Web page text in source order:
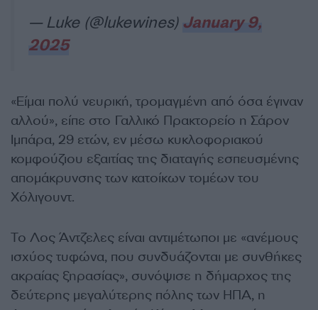
— Luke (@lukewines) January 9,
2025
«Είμαι πολύ νευρική, τρομαγμένη από όσα έγιναν
αλλού», είπε στο Γαλλικό Πρακτορείο η Σάρον
Ιμπάρα, 29 ετών, εν μέσω κυκλοφοριακού
κομφούζιου εξαιτίας της διαταγής εσπευσμένης
απομάκρυνσης των κατοίκων τομέων του
Χόλιγουντ.
Το Λος Άντζελες είναι αντιμέτωποι με «ανέμους
ισχύος τυφώνα, που συνδυάζονται με συνθήκες
ακραίας ξηρασίας», συνόψισε η δήμαρχος της
δεύτερης μεγαλύτερης πόλης των ΗΠΑ, η